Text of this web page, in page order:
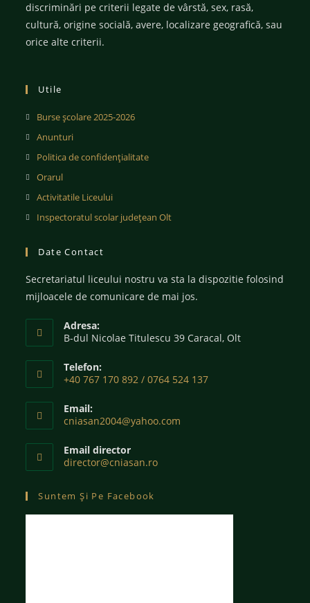
discriminări pe criterii legate de vârstă, sex, rasă,
cultură, origine socială, avere, localizare geografică, sau
orice alte criterii.
Utile
Burse școlare 2025-2026
Anunturi
Politica de confidențialitate
Orarul
Activitatile Liceului
Inspectoratul scolar județean Olt
Date Contact
Secretariatul liceului nostru va sta la dispozitie folosind
mijloacele de comunicare de mai jos.
Adresa:
B-dul Nicolae Titulescu 39 Caracal, Olt
Telefon:
+40 767 170 892 / 0764 524 137
Email:
cniasan2004@yahoo.com
Email director
director@cniasan.ro
Suntem Și Pe Facebook